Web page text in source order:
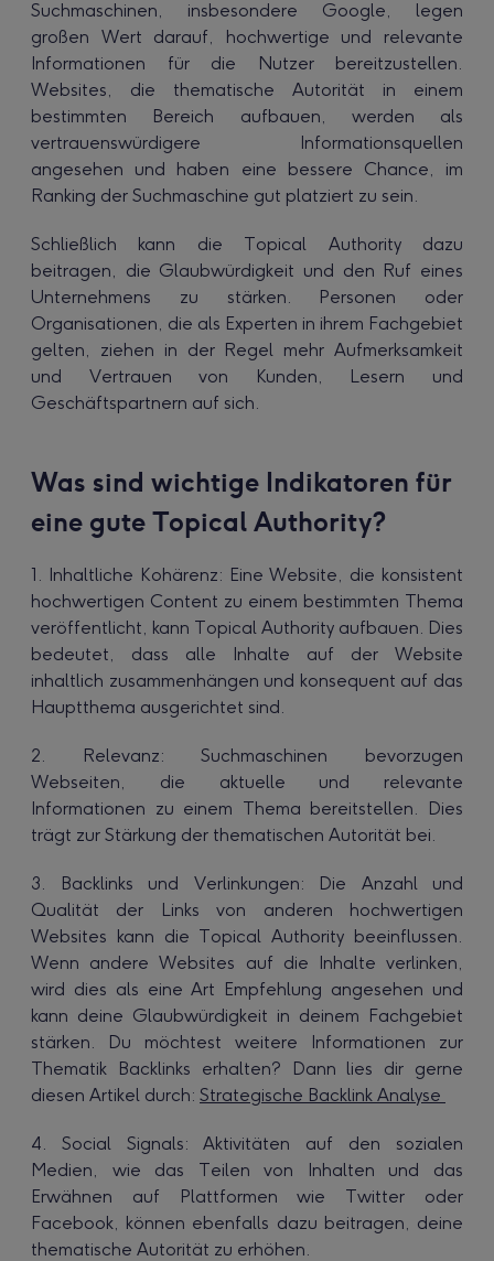
Suchmaschinen, insbesondere Google, legen
großen Wert darauf, hochwertige und relevante
Informationen für die Nutzer bereitzustellen.
Websites, die thematische Autorität in einem
bestimmten Bereich aufbauen, werden als
vertrauenswürdigere Informationsquellen
angesehen und haben eine bessere Chance, im
Ranking der Suchmaschine gut platziert zu sein.
Schließlich kann die Topical Authority dazu
beitragen, die Glaubwürdigkeit und den Ruf eines
Unternehmens zu stärken. Personen oder
Organisationen, die als Experten in ihrem Fachgebiet
gelten, ziehen in der Regel mehr Aufmerksamkeit
und Vertrauen von Kunden, Lesern und
Geschäftspartnern auf sich.
Was sind wichtige Indikatoren für
eine gute Topical Authority?
1. Inhaltliche Kohärenz: Eine Website, die konsistent
hochwertigen Content zu einem bestimmten Thema
veröffentlicht, kann Topical Authority aufbauen. Dies
bedeutet, dass alle Inhalte auf der Website
inhaltlich zusammenhängen und konsequent auf das
Hauptthema ausgerichtet sind.
2. Relevanz: Suchmaschinen bevorzugen
Webseiten, die aktuelle und relevante
Informationen zu einem Thema bereitstellen. Dies
trägt zur Stärkung der thematischen Autorität bei.
3. Backlinks und Verlinkungen: Die Anzahl und
Qualität der Links von anderen hochwertigen
Websites kann die Topical Authority beeinflussen.
Wenn andere Websites auf die Inhalte verlinken,
wird dies als eine Art Empfehlung angesehen und
kann deine Glaubwürdigkeit in deinem Fachgebiet
stärken. Du möchtest weitere Informationen zur
Thematik Backlinks erhalten? Dann lies dir gerne
diesen Artikel durch: Strategische Backlink Analyse
4. Social Signals: Aktivitäten auf den sozialen
Medien, wie das Teilen von Inhalten und das
Erwähnen auf Plattformen wie Twitter oder
Facebook, können ebenfalls dazu beitragen, deine
thematische Autorität zu erhöhen.